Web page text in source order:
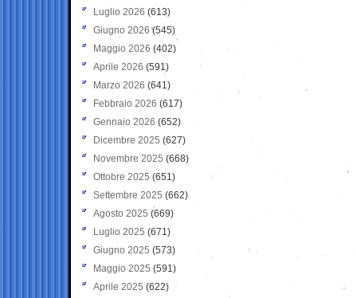
Luglio 2026 (613)
Giugno 2026 (545)
Maggio 2026 (402)
Aprile 2026 (591)
Marzo 2026 (641)
Febbraio 2026 (617)
Gennaio 2026 (652)
Dicembre 2025 (627)
Novembre 2025 (668)
Ottobre 2025 (651)
Settembre 2025 (662)
Agosto 2025 (669)
Luglio 2025 (671)
Giugno 2025 (573)
Maggio 2025 (591)
Aprile 2025 (622)